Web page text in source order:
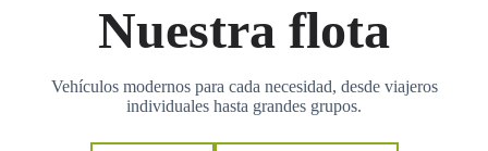
Nuestra flota
Vehículos modernos para cada necesidad, desde viajeros
individuales hasta grandes grupos.